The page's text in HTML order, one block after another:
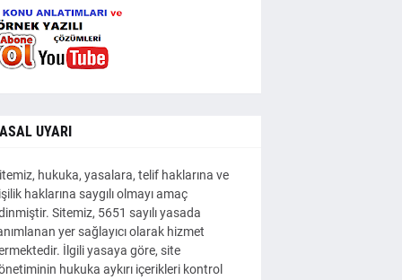
UYARI
hukuka, yasalara, telif haklarına ve
haklarına saygılı olmayı amaç
Sitemiz, 5651 sayılı yasada
yer sağlayıcı olarak hizmet
İlgili yasaya göre, site
hukuka aykırı içerikleri kontrol